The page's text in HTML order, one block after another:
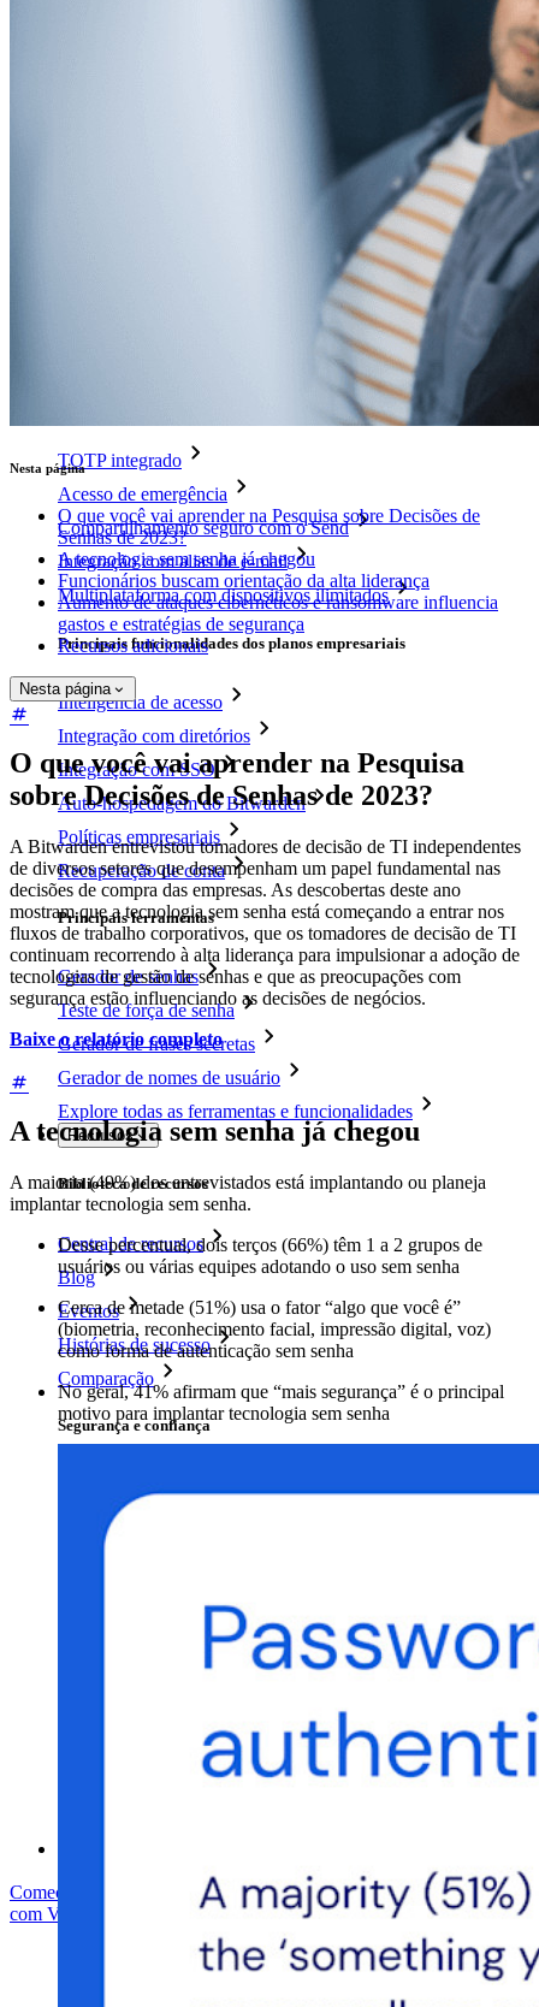
Principais funcionalidades dos planos pessoais
TOTP integrado
Acesso de emergência
Compartilhamento seguro com o Send
Integração com alias de e-mail
Multiplataforma com dispositivos ilimitados
Principais funcionalidades dos planos empresariais
Inteligência de acesso
Integração com diretórios
Integração com SSO
Auto-hospedagem do Bitwarden
Políticas empresariais
Recuperação de conta
Principais ferramentas
Gerador de senhas
Teste de força de senha
Gerador de frases secretas
Gerador de nomes de usuário
Explore todas as ferramentas e funcionalidades
Recursos
Biblioteca de recursos
Central de recursos
Blog
Eventos
Histórias de sucesso
Comparação
Segurança e confiança
Código aberto
Whitepaper de segurança do Bitwarden
Comece gratuitamente Comece gratuitamenteFale com Vendas
Fale
com Vendas
Nesta página
O que você vai aprender na Pesquisa sobre Decisões de
Senhas de 2023?
A tecnologia sem senha já chegou
Funcionários buscam orientação da alta liderança
Aumento de ataques cibernéticos e ransomware influencia
gastos e estratégias de segurança
Recursos adicionais
Nesta página
O que você vai aprender na Pesquisa
sobre Decisões de Senhas de 2023?
A Bitwarden entrevistou tomadores de decisão de TI independentes
de diversos setores que desempenham um papel fundamental nas
decisões de compra das empresas. As descobertas deste ano
mostram que a tecnologia sem senha está começando a entrar nos
fluxos de trabalho corporativos, que os tomadores de decisão de TI
continuam recorrendo à alta liderança para impulsionar a adoção de
tecnologias de gestão de senhas e que as preocupações com
segurança estão influenciando as decisões de negócios.
Baixe o relatório completo
A tecnologia sem senha já chegou
A maioria (49%) dos entrevistados está implantando ou planeja
implantar tecnologia sem senha.
Desse percentual, dois terços (66%) têm 1 a 2 grupos de
usuários ou várias equipes adotando o uso sem senha
Cerca de metade (51%) usa o fator “algo que você é”
(biometria, reconhecimento facial, impressão digital, voz)
como forma de autenticação sem senha
No geral, 41% afirmam que “mais segurança” é o principal
motivo para implantar tecnologia sem senha